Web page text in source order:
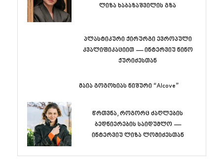
ლიზა ხაბაზაშვილის გზა
პლასტიკური ქირურგი ევროპული
კვალიფიკაციით — ინტერვიუ ნინო
ქურიძესთან
მაია გოგოხიას ნიშური “Alcove”
წრთვნა, როგორც ძაღლების
ბედნიერების საიდუმლო —
ინტერვიუ ლიზა ლომიძესთან